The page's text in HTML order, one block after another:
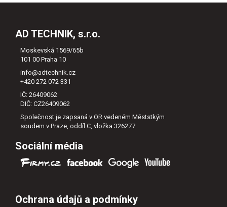
AD TECHNIK, s.r.o.
Moskevská 1569/65b
101 00 Praha 10
info@adtechnik.cz
+420 272 072 331
IČ: 26409062
DIČ: CZ26409062
Společnost je zapsaná v OR vedeném Měststkým
soudem v Praze, oddíl C, vložka 326277
Sociální média
Ochrana údajů a podmínky